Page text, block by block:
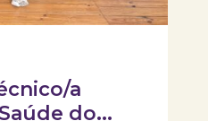
a
do